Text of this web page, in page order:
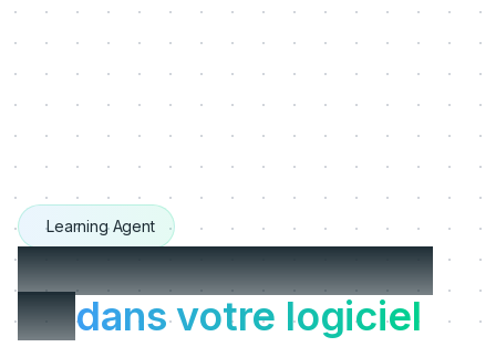
Learning Agent
Le Learning Agent qui
vitdans votre logiciel